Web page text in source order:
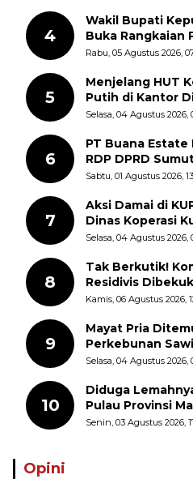
4
Wakil Bupati
Buka Rangkaian
Kemerdekaan RI,
Rabu, 05 Agustus 2026,
5
Menjelang HUT
Putih di Kantor
Disorot Warga
Selasa, 04 Agustus 2026,
6
PT Buana
RDP DPRD
Batas Sepihak
Sabtu, 01 Agustus 2026,
7
Aksi Damai di
Dinas Koperasi
dan Kesempatan
Selasa, 04 Agustus 2026,
8
Tak Berkutik!
Residivis
Curanmor Di
Kamis, 06 Agustus 2026,
9
Mayat Pria
Perkebunan
Polisi Selidiki
Selasa, 04 Agustus 2026,
10
Diduga
Pulau Provinsi
Pungli terhadap
Senin, 03 Agustus 2026,
Opini